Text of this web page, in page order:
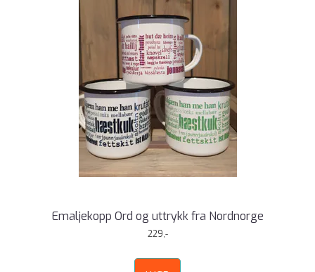
Emaljekopp Ord og uttrykk fra Nordnorge
229,-